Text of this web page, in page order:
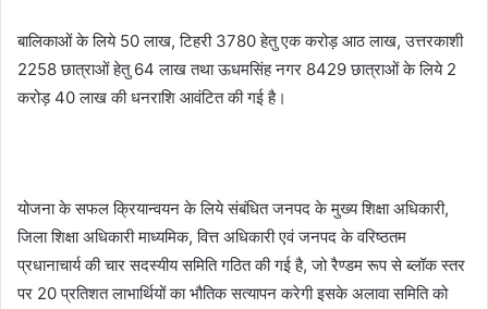
बालिकाओं के लिये 50 लाख, टिहरी 3780 हेतु एक करोड़ आठ लाख, उत्तरकाशी
2258 छात्राओं हेतु 64 लाख तथा ऊधमसिंह नगर 8429 छात्राओं के लिये 2
करोड़ 40 लाख की धनराशि आवंटित की गई है।
योजना के सफल क्रियान्वयन के लिये संबंधित जनपद के मुख्य शिक्षा अधिकारी,
जिला शिक्षा अधिकारी माध्यमिक, वित्त अधिकारी एवं जनपद के वरिष्ठतम
प्रधानाचार्य की चार सदस्यीय समिति गठित की गई है, जो रैण्डम रूप से ब्लॉक स्तर
पर 20 प्रतिशत लाभार्थियों का भौतिक सत्यापन करेगी इसके अलावा समिति को